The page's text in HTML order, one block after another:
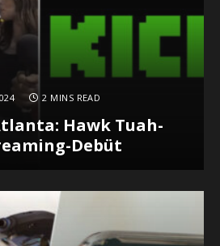
2 MINS READ
Hawk Tuah-
Debüt